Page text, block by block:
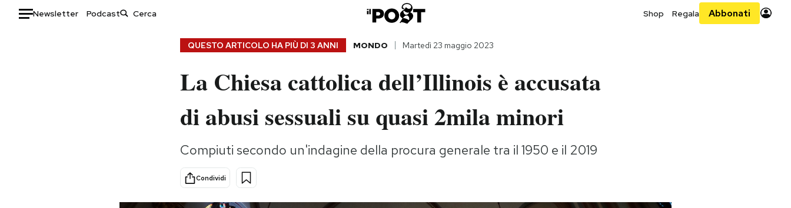
Newsletter Podcast Shop Regala Abbonati
Storie/Idee
Ok Boomer!
Europa
QUESTO ARTICOLO HA PIÙ DI 3 ANNI MONDO Martedì 23 maggio 2023
La Chiesa cattolica dell’Illinois è accusata
di abusi sessuali su quasi 2mila minori
Compiuti secondo un'indagine della procura generale tra il 1950 e il 2019
Condividi